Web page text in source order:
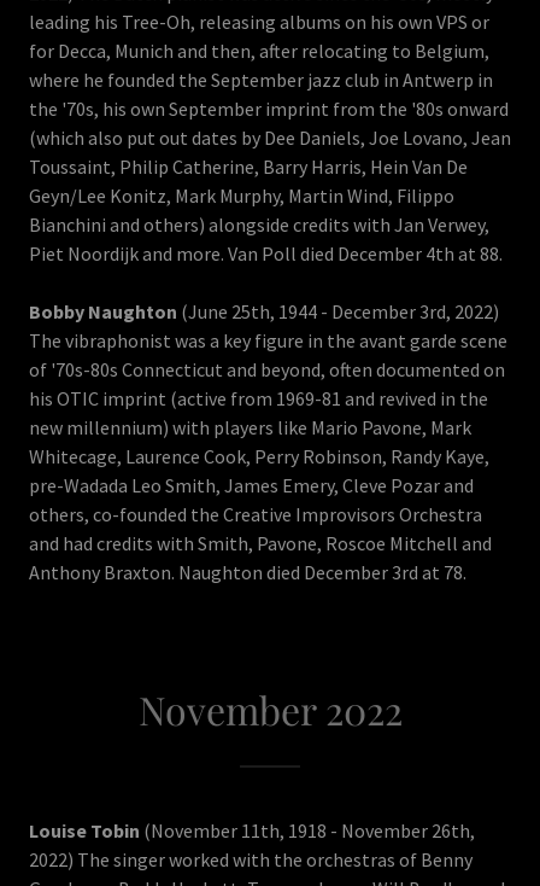
leading his Tree-Oh, releasing albums on his own VPS or
for Decca, Munich and then, after relocating to Belgium,
where he founded the September jazz club in Antwerp in
the '70s, his own September imprint from the '80s onward
(which also put out dates by Dee Daniels, Joe Lovano, Jean
Toussaint, Philip Catherine, Barry Harris, Hein Van De
Geyn/Lee Konitz, Mark Murphy, Martin Wind, Filippo
Bianchini and others) alongside credits with Jan Verwey,
Piet Noordijk and more. Van Poll died December 4th at 88.
Bobby Naughton (June 25th, 1944 - December 3rd, 2022)
The vibraphonist was a key figure in the avant garde scene
of '70s-80s Connecticut and beyond, often documented on
his OTIC imprint (active from 1969-81 and revived in the
new millennium) with players like Mario Pavone, Mark
Whitecage, Laurence Cook, Perry Robinson, Randy Kaye,
pre-Wadada Leo Smith, James Emery, Cleve Pozar and
others, co-founded the Creative Improvisors Orchestra
and had credits with Smith, Pavone, Roscoe Mitchell and
Anthony Braxton. Naughton died December 3rd at 78.
November 2022
Louise Tobin (November 11th, 1918 - November 26th,
2022) The singer worked with the orchestras of Benny